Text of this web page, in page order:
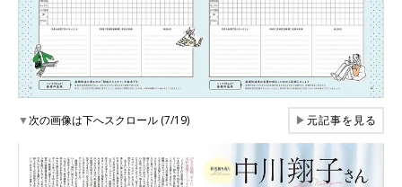
▼次の画像は下へスクロール (7/19) ▶元記事を見る